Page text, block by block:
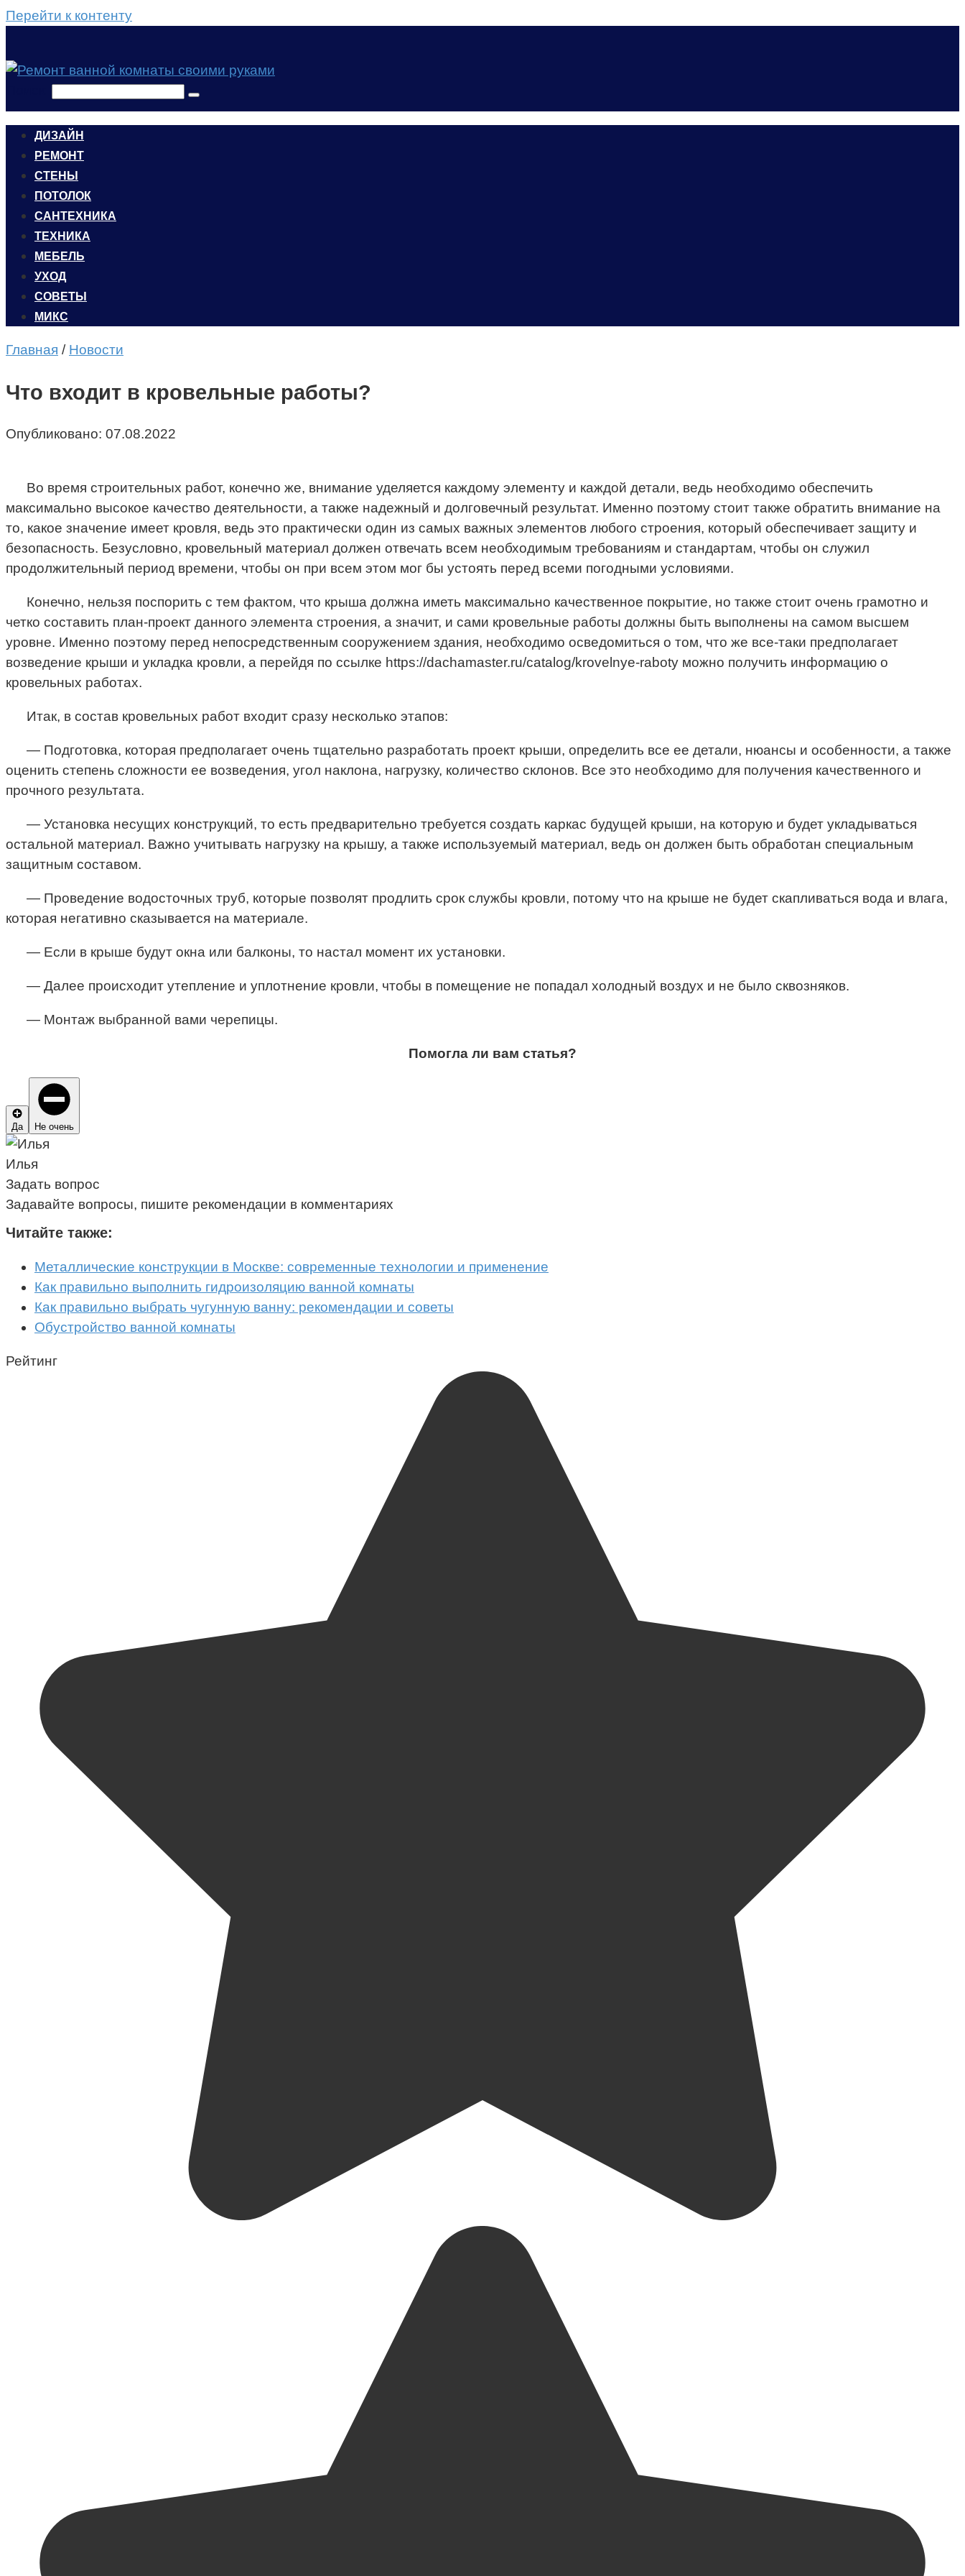
Перейти к контенту
ДИЗАЙН
РЕМОНТ
СТЕНЫ
ПОТОЛОК
САНТЕХНИКА
ТЕХНИКА
МЕБЕЛЬ
УХОД
CОВЕТЫ
МИКС
Главная / Новости
Что входит в кровельные работы?
Опубликовано: 07.08.2022
Во время строительных работ, конечно же, внимание уделяется каждому элементу и каждой детали, ведь необходимо обеспечить
максимально высокое качество деятельности, а также надежный и долговечный результат. Именно поэтому стоит также обратить внимание на
то, какое значение имеет кровля, ведь это практически один из самых важных элементов любого строения, который обеспечивает защиту и
безопасность. Безусловно, кровельный материал должен отвечать всем необходимым требованиям и стандартам, чтобы он служил
продолжительный период времени, чтобы он при всем этом мог бы устоять перед всеми погодными условиями.
Конечно, нельзя поспорить с тем фактом, что крыша должна иметь максимально качественное покрытие, но также стоит очень грамотно и
четко составить план-проект данного элемента строения, а значит, и сами кровельные работы должны быть выполнены на самом высшем
уровне. Именно поэтому перед непосредственным сооружением здания, необходимо осведомиться о том, что же все-таки предполагает
возведение крыши и укладка кровли, а перейдя по ссылке https://dachamaster.ru/catalog/krovelnye-raboty можно получить информацию о
кровельных работах.
Итак, в состав кровельных работ входит сразу несколько этапов:
— Подготовка, которая предполагает очень тщательно разработать проект крыши, определить все ее детали, нюансы и особенности, а также
оценить степень сложности ее возведения, угол наклона, нагрузку, количество склонов. Все это необходимо для получения качественного и
прочного результата.
— Установка несущих конструкций, то есть предварительно требуется создать каркас будущей крыши, на которую и будет укладываться
остальной материал. Важно учитывать нагрузку на крышу, а также используемый материал, ведь он должен быть обработан специальным
защитным составом.
— Проведение водосточных труб, которые позволят продлить срок службы кровли, потому что на крыше не будет скапливаться вода и влага,
которая негативно сказывается на материале.
— Если в крыше будут окна или балконы, то настал момент их установки.
— Далее происходит утепление и уплотнение кровли, чтобы в помещение не попадал холодный воздух и не было сквозняков.
— Монтаж выбранной вами черепицы.
Помогла ли вам статья?
Да Не очень
Илья
Задать вопрос
Задавайте вопросы, пишите рекомендации в комментариях
Читайте также:
Металлические конструкции в Москве: современные технологии и применение
Как правильно выполнить гидроизоляцию ванной комнаты
Как правильно выбрать чугунную ванну: рекомендации и советы
Обустройство ванной комнаты
Рейтинг